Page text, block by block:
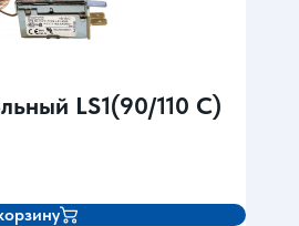
LS1(90/110 C)